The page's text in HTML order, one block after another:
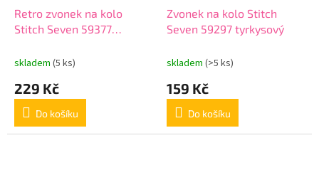
Retro zvonek na kolo
Stitch Seven 59377
skladem (5 ks)
229 Kč
Do košíku
Zvonek na kolo Stitch
Seven 59297 tyrkysový
skladem (>5 ks)
159 Kč
Do košíku